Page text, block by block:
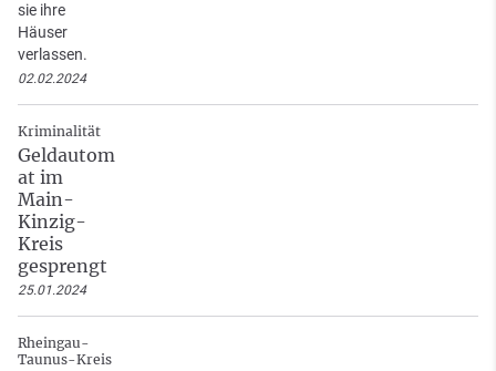
sie ihre
Häuser
verlassen.
02.02.2024
Kriminalität
Geldautom
at im
Main-
Kinzig-
Kreis
gesprengt
25.01.2024
Rheingau-
Taunus-Kreis